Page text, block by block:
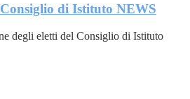
di Istituto NEWS
degli eletti del Consiglio di Istituto